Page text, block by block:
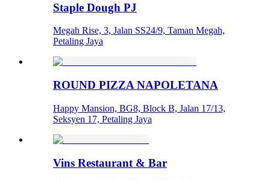
Staple Dough PJ
Megah Rise, 3, Jalan SS24/9, Taman Megah,
Petaling Jaya
ROUND PIZZA NAPOLETANA
Happy Mansion, BG8, Block B, Jalan 17/13,
Seksyen 17, Petaling Jaya
Vins Restaurant & Bar